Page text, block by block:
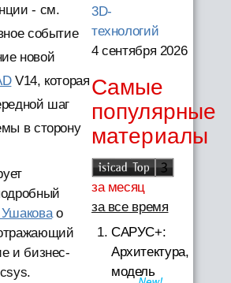
- см.
событие
новой
V14, которая
шаг
в сторону
о
и бизнес-
3D-
технологий
4 сентября 2026
Самые
популярные
материалы
за месяц
за все время
САРУС+:
Архитектура,
модель